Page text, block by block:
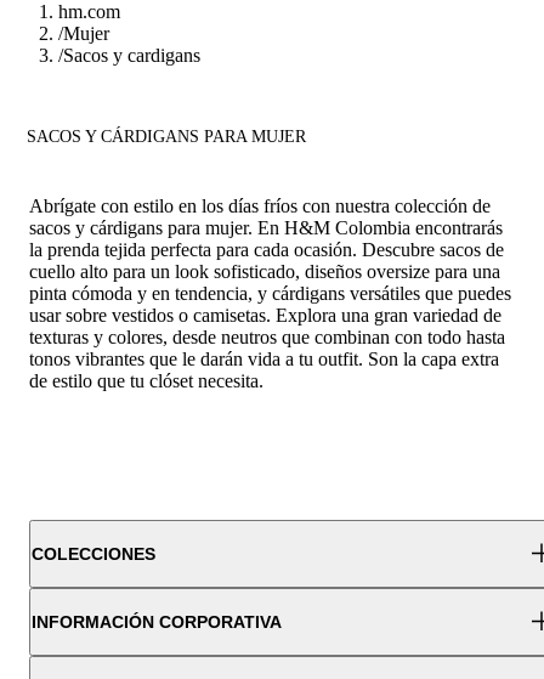
hm.com
/Mujer
/Sacos y cardigans
SACOS Y CÁRDIGANS PARA MUJER
Abrígate con estilo en los días fríos con nuestra colección de
sacos y cárdigans para mujer. En H&M Colombia encontrarás
la prenda tejida perfecta para cada ocasión. Descubre sacos de
cuello alto para un look sofisticado, diseños oversize para una
pinta cómoda y en tendencia, y cárdigans versátiles que puedes
usar sobre vestidos o camisetas. Explora una gran variedad de
texturas y colores, desde neutros que combinan con todo hasta
tonos vibrantes que le darán vida a tu outfit. Son la capa extra
de estilo que tu clóset necesita.
COLECCIONES
INFORMACIÓN CORPORATIVA